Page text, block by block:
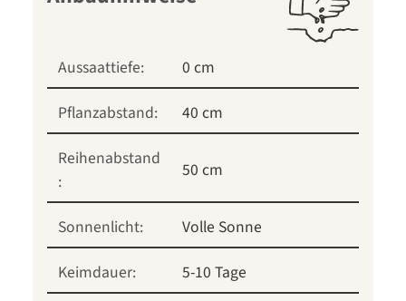
Aussaattiefe:
0 cm
Pflanzabstand:
40 cm
Reihenabstand
:
50 cm
Sonnenlicht:
Volle Sonne
Keimdauer:
5-10 Tage